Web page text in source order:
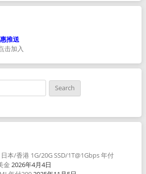
推送
击加入
本/香港 1G/20G SSD/1T@1Gbps 年付
金 2026年4月4日